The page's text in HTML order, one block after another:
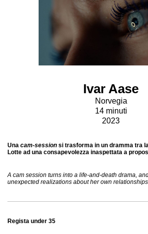
Ivar Aase
Norvegia
14 minuti
2023
Una cam-session si trasforma in un dramma tra
Lotte ad una consapevolezza inaspettata a
A cam session turns into a life-and-death drama,
unexpected realizations about her own relationships.
Regista under 35